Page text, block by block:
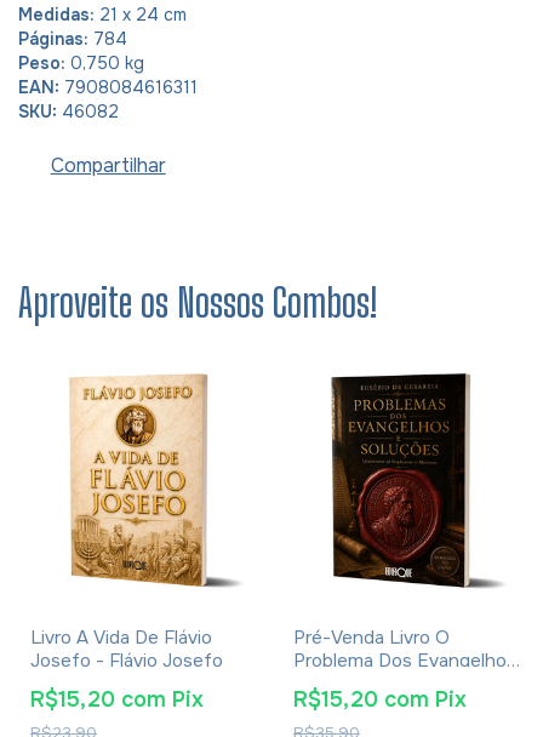
Medidas: 21 x 24 cm
Páginas: 784
Peso: 0,750 kg
EAN: 7908084616311
SKU: 46082
Compartilhar
Aproveite os Nossos Combos!
Livro A Vida De Flávio
Josefo - Flávio Josefo
R$15,20 com Pix
Pré-Venda Livro O
Problema Dos Evangelhos
E Soluções- Eusébio De
Cesareia
R$15,20 com Pix